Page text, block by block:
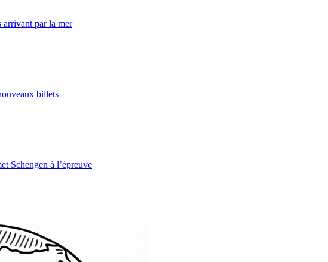
arrivant par la mer
billets
Schengen à l’épreuve